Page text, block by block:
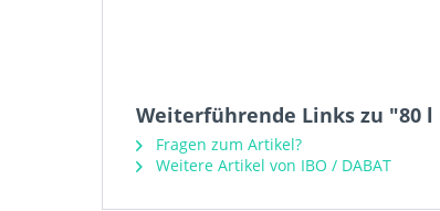
Weiterführende Links zu "80
Fragen zum Artikel?
Weitere Artikel von IBO / DABAT